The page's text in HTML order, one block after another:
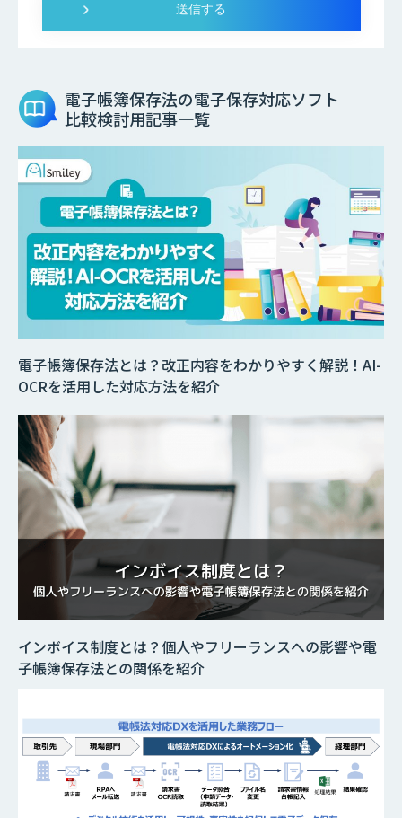
電子帳簿保存法の電子保存対応ソフト
比較検討用記事一覧
インボイス制度とは？個人やフリーランスへの影響や電
子帳簿保存法との関係を紹介
電子帳簿保存法とは？改正内容をわかりやすく解説！AI-
OCRを活用した対応方法を紹介